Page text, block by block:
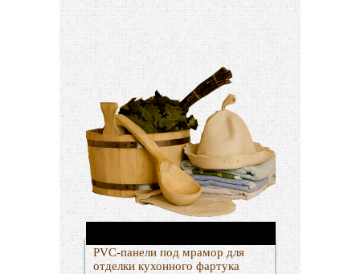
PVC-панели под мрамор для
отделки кухонного фартука